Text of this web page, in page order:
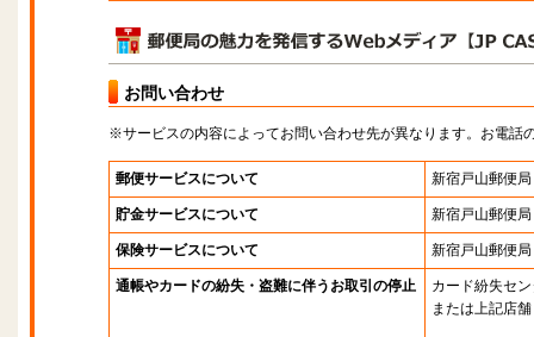
お問い合わせ
※サービスの内容によってお問い合わせ先が異なります。お電話
郵便サービスについて 新宿戸山郵便局
貯金サービスについて 新宿戸山郵便局
保険サービスについて 新宿戸山郵便局
通帳やカードの紛失・盗難に伴うお取引の停止
カード紛失セ
または上記店舗